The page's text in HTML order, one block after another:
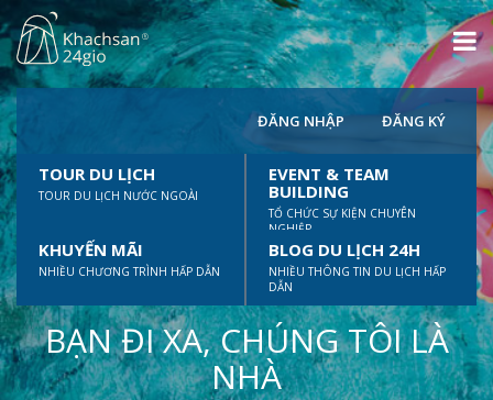
ĐĂNG NHẬP ĐĂNG KÝ
TOUR DU LỊCH
TOUR DU LỊCH NƯỚC NGOÀI
EVENT & TEAM
BUILDING
TỔ CHỨC SỰ KIỆN CHUYÊN
NGHIỆP
KHUYẾN MÃI
NHIỀU CHƯƠNG TRÌNH HẤP DẪN
BLOG DU LỊCH 24H
NHIỀU THÔNG TIN DU LỊCH HẤP
DẪN
BẠN ĐI XA, CHÚNG TÔI LÀ
NHÀ